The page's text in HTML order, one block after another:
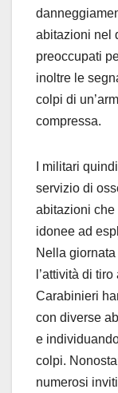
abitazioni nel
preoccupati
inoltre le
colpi di
compressa.
I militari
servizio di
abitazioni che
idonee ad
Nella
l’attività di
Carabinieri
con diverse
e
colpi.
numerosi